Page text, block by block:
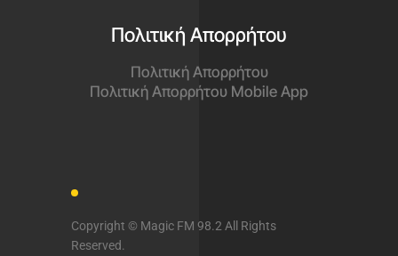
Πολιτική Απορρήτου
Πολιτική Απορρήτου
Πολιτική Απορρήτου Mobile App
Copyright © Magic FM 98.2 All Rights
Reserved.